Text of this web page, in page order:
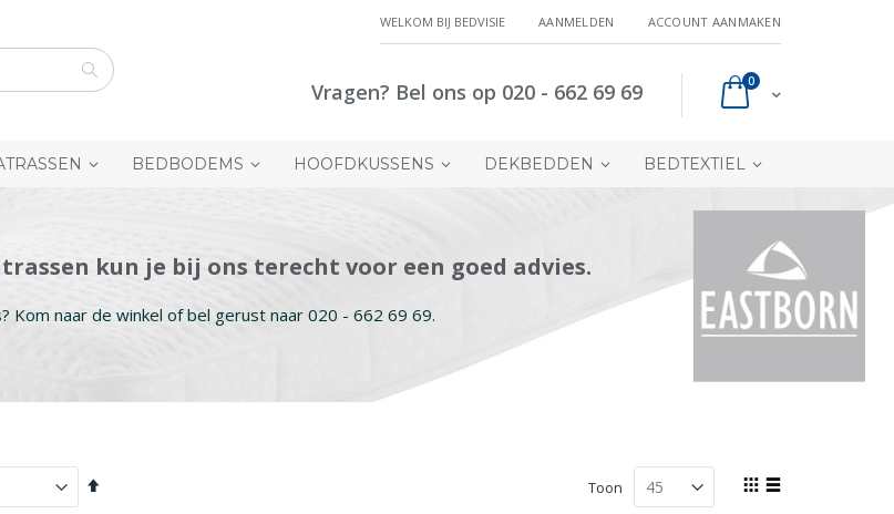
WELKOM BIJ BEDVISIE AANMELDEN ACCOUNT AANMAKEN
Cart
0producten
Vragen? Bel ons op 020 - 662 69 69
BEDBODEMS HOOFDKUSSENS DEKBEDDEN BEDTEXTIEL
kun je bij ons terecht voor een goed advies.
Kom naar de winkel of bel gerust naar 020 - 662 69 69.
Tonen
Toon
Van